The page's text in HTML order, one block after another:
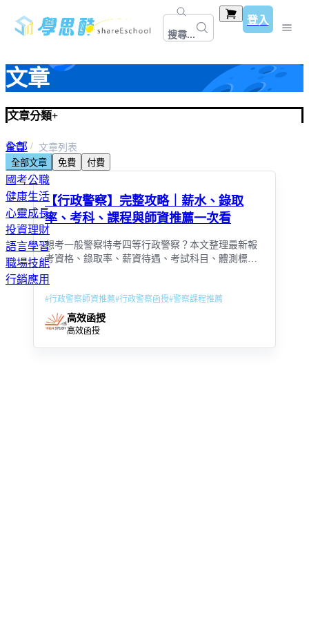
搜尋...
登入
文章
文章分類+
全部
教師資格考＆甄試
國考公職
健康生活
心靈成長
投資理財
語言學習
職場技能
行銷應用
首頁
文章列表
全部文章
免費 付費
【行政警察】完整攻略｜薪水、錄取
率、考科、課程與師資推薦一次看
想考一般警察特考四等行政警察？本文整理最新報
考資格、錄取率、薪資待遇、考試科目、體測標準
與高效備考策略，適合非本科與在職考生，快速掌
握上榜關鍵。
#行政警察師資推薦#行政警察函授#警察課程推薦
高效函授
高效函授